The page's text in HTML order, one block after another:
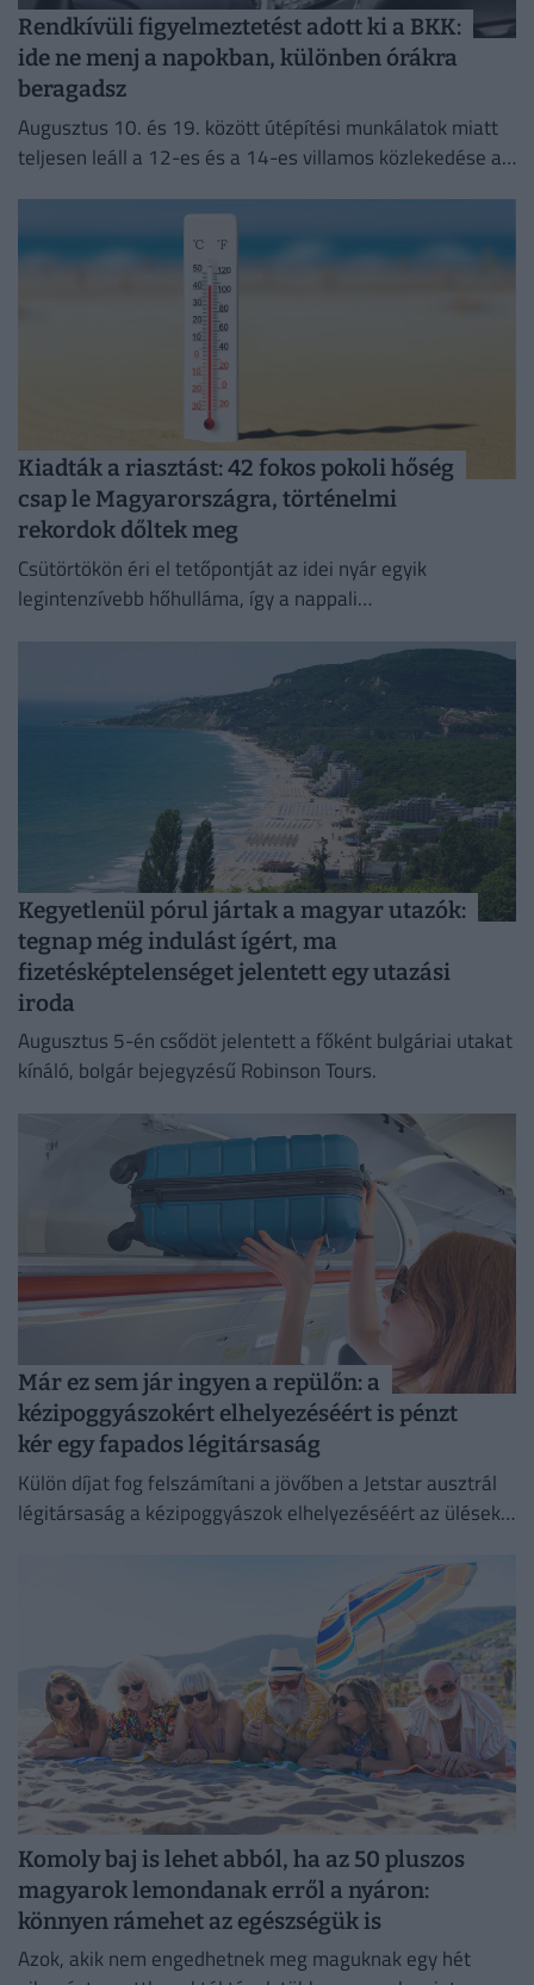
Rendkívüli figyelmeztetést adott ki a BKK:
ide ne menj a napokban, különben órákra
beragadsz
Augusztus 10. és 19. között útépítési munkálatok miatt
teljesen leáll a 12-es és a 14-es villamos közlekedése a
Kiadták a riasztást: 42 fokos pokoli hőség
csap le Magyarországra, történelmi
rekordok dőltek meg
Csütörtökön éri el tetőpontját az idei nyár egyik
legintenzívebb hőhulláma, így a nappali
Kegyetlenül pórul jártak a magyar utazók:
tegnap még indulást ígért, ma
fizetésképtelenséget jelentett egy utazási
iroda
Augusztus 5-én csődöt jelentett a főként bulgáriai utakat
kínáló, bolgár bejegyzésű Robinson Tours.
Már ez sem jár ingyen a repülőn: a
kézipoggyászokért elhelyezéséért is pénzt
kér egy fapados légitársaság
Külön díjat fog felszámítani a jövőben a Jetstar ausztrál
légitársaság a kézipoggyászok elhelyezéséért az ülések
Komoly baj is lehet abból, ha az 50 pluszos
magyarok lemondanak erről a nyáron:
könnyen rámehet az egészségük is
Azok, akik nem engedhetnek meg maguknak egy hét